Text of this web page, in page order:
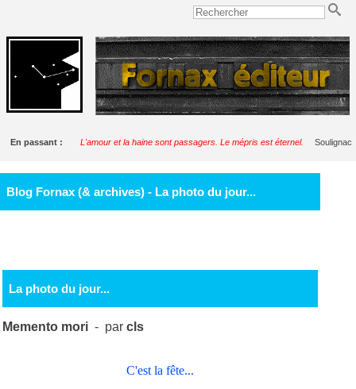
En passant : L'amour et la haine sont passagers. Le mépris est éternel. Soulignac
Blog Fornax (& archives) - La photo du jour...
La photo du jour...
Memento mori - parcls
C'est la fête...